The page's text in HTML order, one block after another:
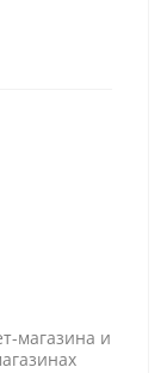
магазина и